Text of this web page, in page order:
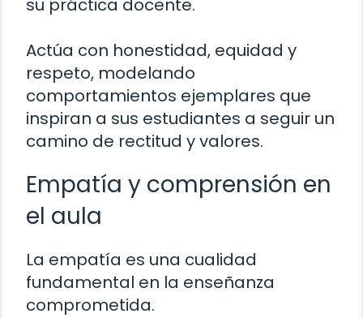
su práctica docente.
Actúa con honestidad, equidad y
respeto, modelando
comportamientos ejemplares que
inspiran a sus estudiantes a seguir un
camino de rectitud y valores.
Empatía y comprensión en
el aula
La empatía es una cualidad
fundamental en la enseñanza
comprometida.